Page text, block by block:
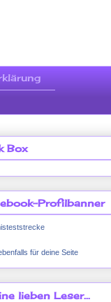
Box
Profilbanner
für deine Seite
lieben Leser...